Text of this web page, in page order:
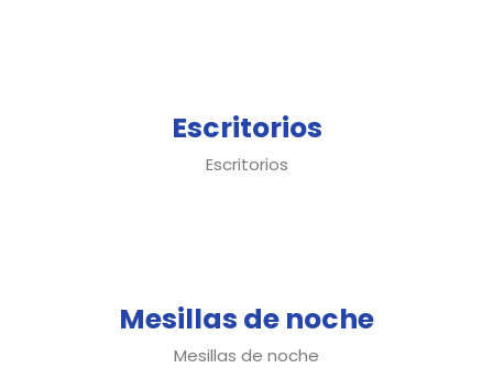
Escritorios
Escritorios
Mesillas de noche
Mesillas de noche